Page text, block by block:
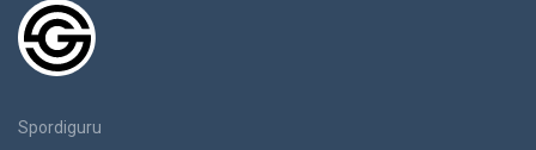
Spordiguru